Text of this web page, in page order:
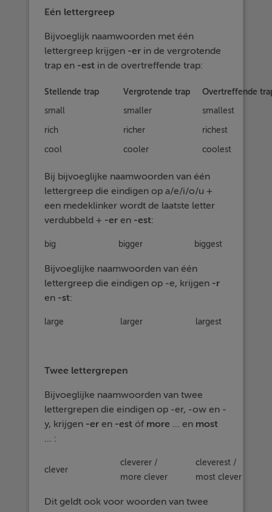
Eén lettergreep
Bijvoeglijk naamwoorden met één
lettergreep krijgen -er in de vergrotende
trap en -est in de overtreffende trap:
Stellende trap Vergrotende trap Overtreffende
small smaller smallest
rich richer richest
cool cooler coolest
Bij bijvoeglijke naamwoorden van één
lettergreep die eindigen op a/e/i/o/u +
een medeklinker wordt de laatste letter
verdubbeld + -er en -est:
big bigger biggest
Bijvoeglijke naamwoorden van één
lettergreep die eindigen op -e, krijgen -r
en -st:
large larger largest
Twee lettergrepen
Bijvoeglijke naamwoorden van twee
lettergrepen die eindigen op -er, -ow en -
y, krijgen -er en -est óf more ... en most
... :
clever
cleverer /
cleverest /
more clever
most clever
Dit geldt ook voor woorden van twee